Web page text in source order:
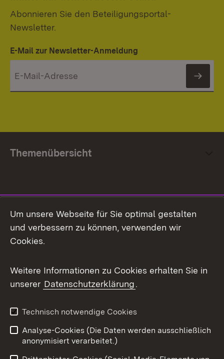
Abonnieren Sie den Beteiligungsportal-
Newsletter.
E-Mail zur Newsletter-Anmeldung
Themenübersicht
Facebook
X / Twitter
Youtube
Impressum
Kontakt
Um unsere Webseite für Sie optimal gestalten
und verbessern zu können, verwenden wir
Cookies.
Weitere Informationen zu Cookies erhalten Sie in
unserer Datenschutzerklärung.
Technisch notwendige Cookies
Analyse-Cookies (Die Daten werden ausschließlich
anonymisiert verarbeitet.)